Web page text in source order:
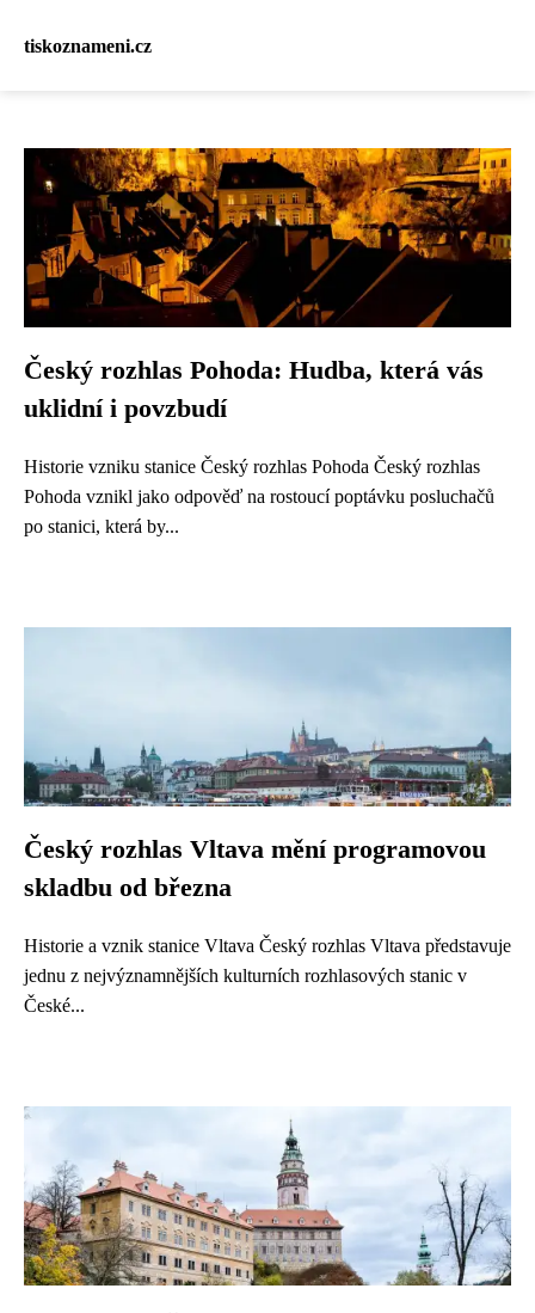
tiskoznameni.cz
Český rozhlas Pohoda: Hudba, která vás
uklidní i povzbudí
Historie vzniku stanice Český rozhlas Pohoda Český rozhlas
Pohoda vznikl jako odpověď na rostoucí poptávku posluchačů
po stanici, která by...
Český rozhlas Vltava mění programovou
skladbu od března
Historie a vznik stanice Vltava Český rozhlas Vltava představuje
jednu z nejvýznamnějších kulturních rozhlasových stanic v
České...